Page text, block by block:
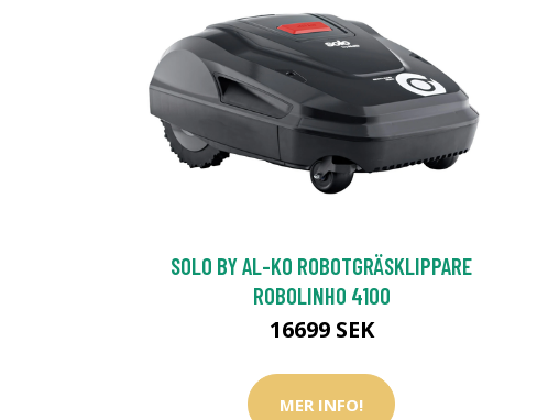
SOLO BY AL-KO ROBOTGRÄSKLIPPARE
ROBOLINHO 4100
16699 SEK
MER INFO!